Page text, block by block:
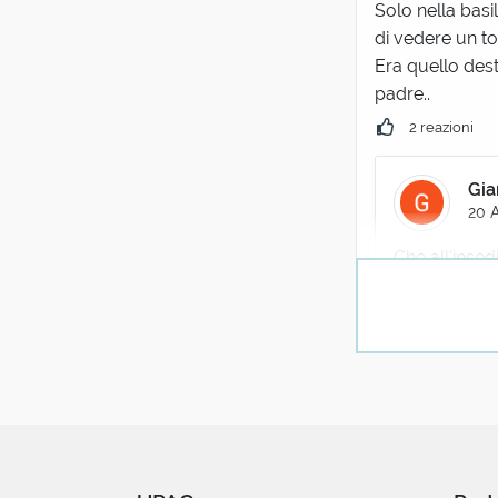
Solo nella
di vedere un
Era quello
padre..
2 reazioni
20
Che